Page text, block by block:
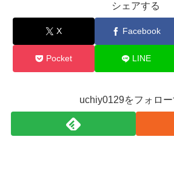
シェアする
X Facebook
Pocket LINE
uchiy0129をフォロー